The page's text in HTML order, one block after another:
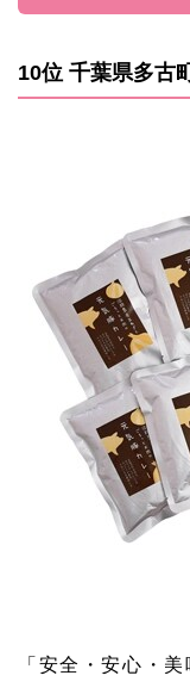
10位 千葉県多
「安全・安心・